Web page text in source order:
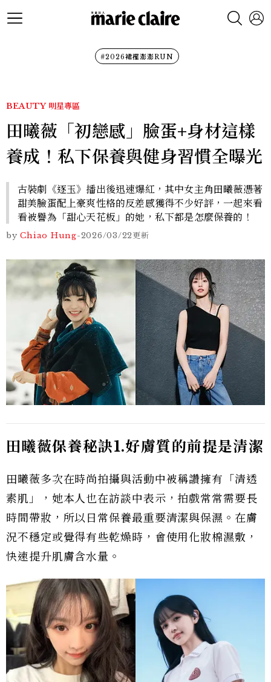
#2026裙襬澎澎RUN
BEAUTY 明星專區
田曦薇「初戀感」臉蛋+身材這樣
養成！私下保養與健身習慣全曝光
古裝劇《逐玉》播出後迅速爆紅，其中女主角田曦薇憑著
甜美臉蛋配上豪爽性格的反差感獲得不少好評，一起來看
看被譽為「甜心天花板」的她，私下都是怎麼保養的！
by Chiao Hung-2026/03/22更新
田曦薇保養秘訣1.好膚質的前提是清潔
田曦薇多次在時尚拍攝與活動中被稱讚擁有「清透
素肌」，她本人也在訪談中表示，拍戲常常需要長
時間帶妝，所以日常保養最重要清潔與保濕。在膚
況不穩定或覺得有些乾燥時，會使用化妝棉濕敷，
快速提升肌膚含水量。